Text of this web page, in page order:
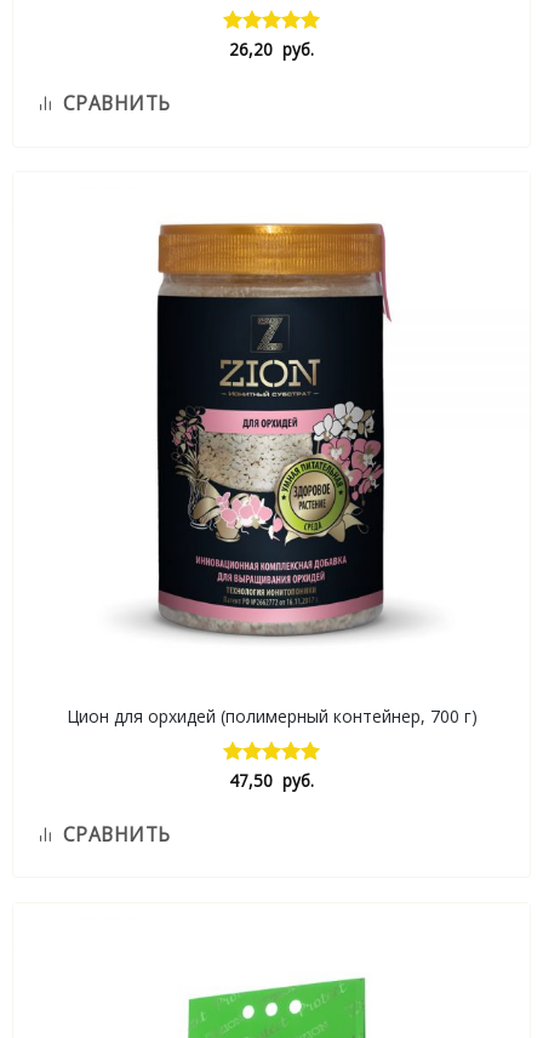
Оценка
26,20 руб.
СРАВНИТЬ
Цион для орхидей (полимерный контейнер, 700 г)
Оценка
47,50 руб.
СРАВНИТЬ